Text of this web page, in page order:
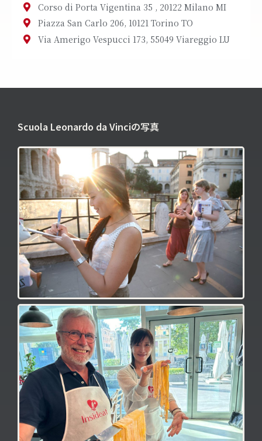
Corso di Porta Vigentina 35 , 20122 Milano MI
Piazza San Carlo 206, 10121 Torino TO
Via Amerigo Vespucci 173, 55049 Viareggio LU
Scuola Leonardo da Vinciの写真